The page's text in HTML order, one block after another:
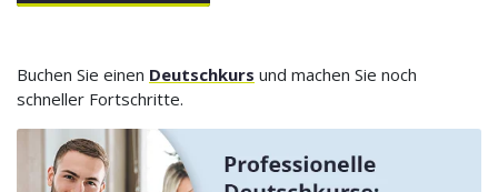
Buchen Sie einen Deutschkurs und machen Sie noch
schneller Fortschritte.